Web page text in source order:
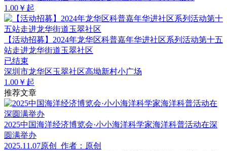
1.00￥起
【活动招募】2024年龙华区科普嘉年华进社区系列活动第十五
站走进龙华街道玉翠社区
已结束
深圳市龙华区玉翠社区高坳新村小广场
1.00￥起
推荐文章
2025中国海洋经济博览会·小小海洋科学家海洋科普活动在深
圆满举办
2025.11.07原创 作者：原创